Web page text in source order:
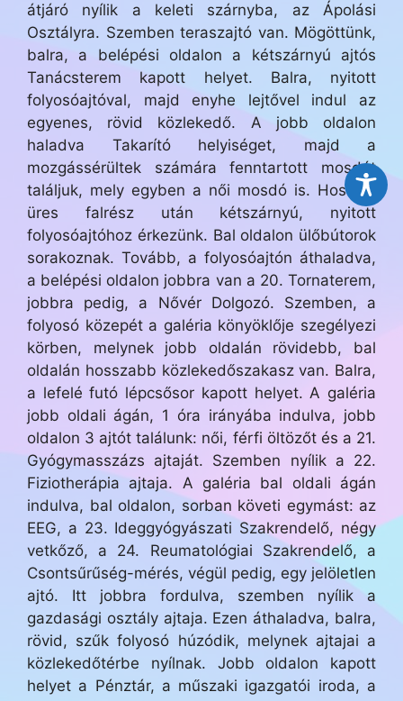
átjáró nyílik a keleti szárnyba, az Ápolási
Osztályra. Szemben teraszajtó van. Mögöttünk,
balra, a belépési oldalon a kétszárnyú ajtós
Tanácsterem kapott helyet. Balra, nyitott
folyosóajtóval, majd enyhe lejtővel indul az
egyenes, rövid közlekedő. A jobb oldalon
haladva Takarító helyiséget, majd a
mozgássérültek számára fenntartott mosdót
találjuk, mely egyben a női mosdó is. Hosszú,
üres falrész után kétszárnyú, nyitott
folyosóajtóhoz érkezünk. Bal oldalon ülőbútorok
sorakoznak. Tovább, a folyosóajtón áthaladva,
a belépési oldalon jobbra van a 20. Tornaterem,
jobbra pedig, a Nővér Dolgozó. Szemben, a
folyosó közepét a galéria könyöklője szegélyezi
körben, melynek jobb oldalán rövidebb, bal
oldalán hosszabb közlekedőszakasz van. Balra,
a lefelé futó lépcsősor kapott helyet. A galéria
jobb oldali ágán, 1 óra irányába indulva, jobb
oldalon 3 ajtót találunk: női, férfi öltözőt és a 21.
Gyógymasszázs ajtaját. Szemben nyílik a 22.
Fiziotherápia ajtaja. A galéria bal oldali ágán
indulva, bal oldalon, sorban követi egymást: az
EEG, a 23. Ideggyógyászati Szakrendelő, négy
vetkőző, a 24. Reumatológiai Szakrendelő, a
Csontsűrűség-mérés, végül pedig, egy jelöletlen
ajtó. Itt jobbra fordulva, szemben nyílik a
gazdasági osztály ajtaja. Ezen áthaladva, balra,
rövid, szűk folyosó húzódik, melynek ajtajai a
közlekedőtérbe nyílnak. Jobb oldalon kapott
helyet a Pénztár, a műszaki igazgatói iroda, a